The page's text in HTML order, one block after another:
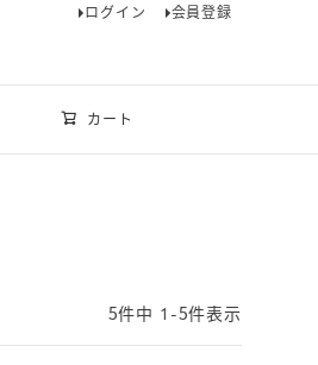
ログイン 会員登録
カート
5件中 1 -5件表示